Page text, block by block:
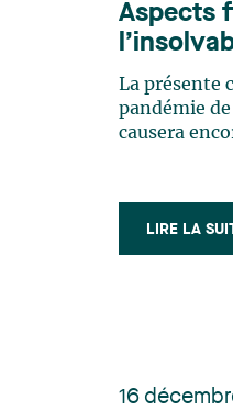
Aspects
La présente
pandémie de
causera
difficultés
existence
restructurer
LIRE LA
16